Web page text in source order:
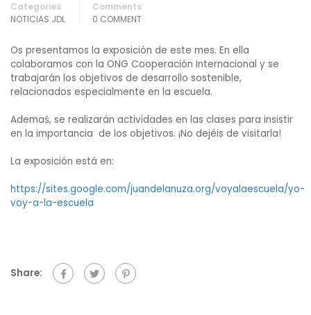
Categories
NOTICIAS JDL
Comments
0 COMMENT
Os presentamos la exposición de este mes. En ella
colaboramos con la ONG Cooperación Internacional y se
trabajarán los objetivos de desarrollo sostenible,
relacionados especialmente en la escuela.
Ademaś, se realizarán actividades en las clases para insistir
en la importancia de los objetivos. ¡No dejéis de visitarla!
La exposición está en:
https://sites.google.com/juandelanuza.org/voyalaescuela/yo-
voy-a-la-escuela
Share: